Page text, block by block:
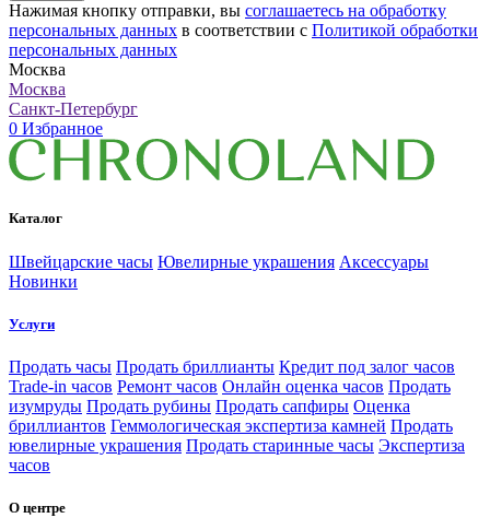
Нажимая кнопку отправки, вы соглашаетесь на обработку
персональных данных в соответствии с Политикой обработки
персональных данных
Москва
Москва
Санкт-Петербург
0 Избранное
Каталог
Швейцарские часы Ювелирные украшения Аксессуары
Новинки
Услуги
Продать часы Продать бриллианты Кредит под залог часов
Trade-in часов Ремонт часов Онлайн оценка часов Продать
изумруды Продать рубины Продать сапфиры Оценка
бриллиантов Геммологическая экспертиза камней Продать
ювелирные украшения Продать старинные часы Экспертиза
часов
О центре